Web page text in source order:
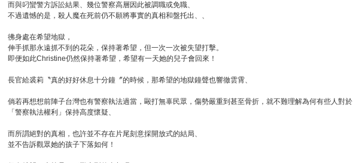
而與叼蠻警方訴訟結果、幾位警察高層因此被調職或免職、
不過遺憾的是，殺人魔在死前仍不願將事實的真相和盤托出、、
彿身處在希望地獄，
伸手抓那永遠抓不到的花朵，保持著希望，但一次一次被失望打擊。
即便如此Christine仍然保持著希望，希望有一天她的兒子會回來！
長官給裘莉〝真的好好休息十分鐘〞的時候，那希望的地獄鐘聲也響徹雲霄、
倘若再想想前陣子台灣也有警察執法過當，毆打無辜民眾，傷勢嚴重到甚至骨折，就不難理解為何有些人對於
「警察執法權利」保持高度懷疑、
而所謂絕對的真相，也許並不存在片尾刻意採開放式的結局、
並不告訴觀眾她的孩子下落如何！